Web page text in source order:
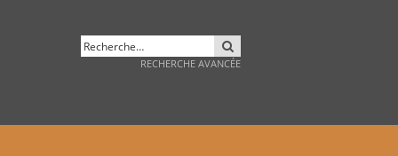
RECHERCHE AVANCÉE